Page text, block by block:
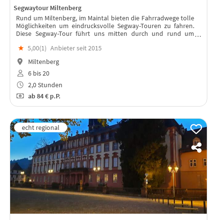
Segwaytour Miltenberg
Rund um Miltenberg, im Maintal bieten die Fahrradwege tolle
Möglichkeiten um eindrucksvolle Segway-Touren zu fahren.
Diese Segway-Tour führt uns mitten durch und rund um
bewundert werden.
★ 5,00(1) Anbieter seit 2015
Miltenberg
6 bis 20
2,0 Stunden
ab84 € p.P.